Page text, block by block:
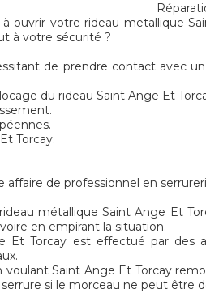
ouvrir votre rideau metallique
à votre sécurité ?
de prendre contact avec
du rideau Saint Ange Et
Torcay.
de professionnel en
métallique Saint Ange Et
en empirant la situation.
Et Torcay est effectué par
Saint Ange Et Torcay
si le morceau ne peut être